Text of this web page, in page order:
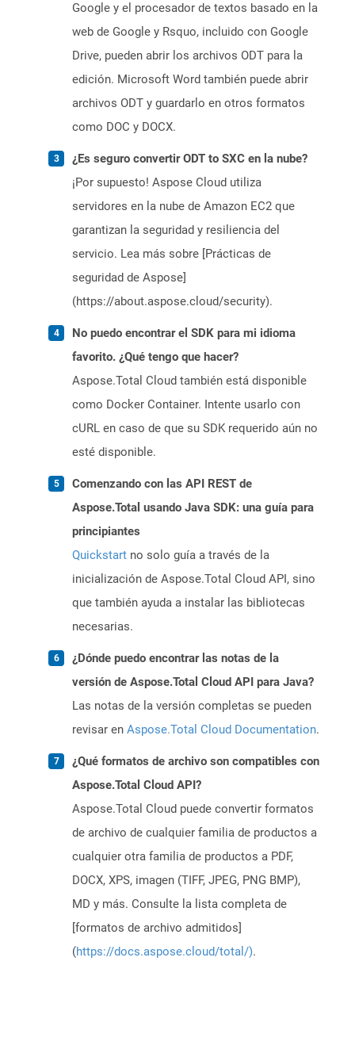
Google y el procesador de textos basado en la
web de Google y Rsquo, incluido con Google
Drive, pueden abrir los archivos ODT para la
edición. Microsoft Word también puede abrir
archivos ODT y guardarlo en otros formatos
como DOC y DOCX.
¿Es seguro convertir ODT to SXC en la nube?
¡Por supuesto! Aspose Cloud utiliza
servidores en la nube de Amazon EC2 que
garantizan la seguridad y resiliencia del
servicio. Lea más sobre [Prácticas de
seguridad de Aspose]
(https://about.aspose.cloud/security).
No puedo encontrar el SDK para mi idioma
favorito. ¿Qué tengo que hacer?
Aspose.Total Cloud también está disponible
como Docker Container. Intente usarlo con
cURL en caso de que su SDK requerido aún no
esté disponible.
Comenzando con las API REST de
Aspose.Total usando Java SDK: una guía para
principiantes
Quickstart no solo guía a través de la
inicialización de Aspose.Total Cloud API, sino
que también ayuda a instalar las bibliotecas
necesarias.
¿Dónde puedo encontrar las notas de la
versión de Aspose.Total Cloud API para Java?
Las notas de la versión completas se pueden
revisar en Aspose.Total Cloud Documentation.
¿Qué formatos de archivo son compatibles con
Aspose.Total Cloud API?
Aspose.Total Cloud puede convertir formatos
de archivo de cualquier familia de productos a
cualquier otra familia de productos a PDF,
DOCX, XPS, imagen (TIFF, JPEG, PNG BMP),
MD y más. Consulte la lista completa de
[formatos de archivo admitidos]
(https://docs.aspose.cloud/total/).